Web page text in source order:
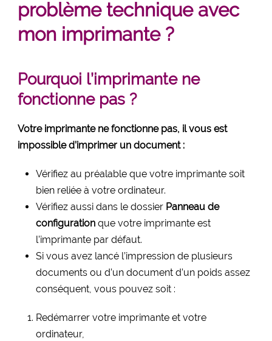
problème technique avec
mon imprimante ?
Pourquoi l’imprimante ne
fonctionne pas ?
Votre imprimante ne fonctionne pas, il vous est
impossible d’imprimer un document :
Vérifiez au préalable que votre imprimante soit
bien reliée à votre ordinateur.
Vérifiez aussi dans le dossier Panneau de
configuration que votre imprimante est
l’imprimante par défaut.
Si vous avez lancé l’impression de plusieurs
documents ou d’un document d’un poids assez
conséquent, vous pouvez soit :
Redémarrer votre imprimante et votre
ordinateur,